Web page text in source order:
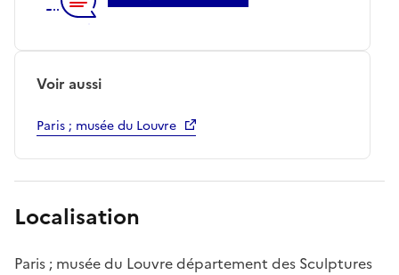
Voir aussi
Paris ; musée du Louvre
Localisation
Paris ; musée du Louvre département des Sculptures